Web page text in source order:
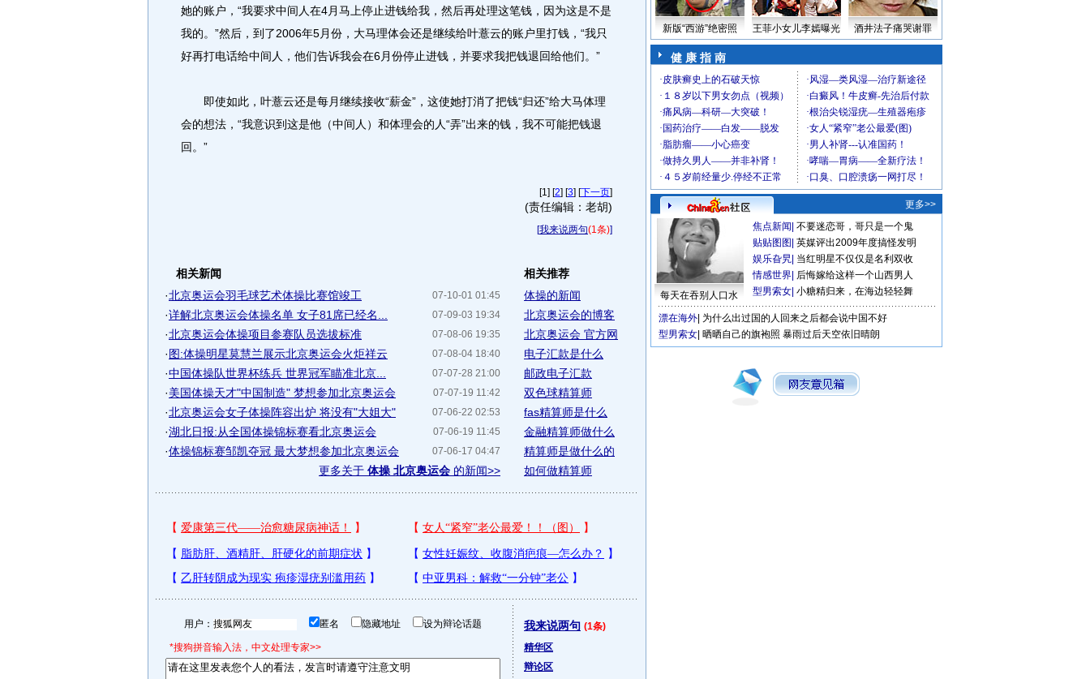
她的账户，“我要求中间人在4月马上停止进钱给我，然后再处理这笔钱，因为这是不是
我的。”然后，到了2006年5月份，大马理体会还是继续给叶薏云的账户里打钱，“我只
好再打电话给中间人，他们告诉我会在6月份停止进钱，并要求我把钱退回给他们。”
即使如此，叶薏云还是每月继续接收“薪金”，这使她打消了把钱“归还”给大马体理
会的想法，“我意识到这是他（中间人）和体理会的人“弄”出来的钱，我不可能把钱退
回。”
[1] [2] [3] [下一页]
(责任编辑：老胡)
[我来说两句(1条)]
相关新闻
07-10-01 01:45
·北京奥运会羽毛球艺术体操比赛馆竣工
07-09-03 19:34
·详解北京奥运会体操名单 女子81席已经名...
07-08-06 19:35
·北京奥运会体操项目参赛队员选拔标准
07-08-04 18:40
·图:体操明星莫慧兰展示北京奥运会火炬祥云
07-07-28 21:00
·中国体操队世界杯练兵 世界冠军瞄准北京...
07-07-19 11:42
·美国体操天才"中国制造" 梦想参加北京奥运会
07-06-22 02:53
·北京奥运会女子体操阵容出炉 将没有"大姐大"
07-06-19 11:45
·湖北日报:从全国体操锦标赛看北京奥运会
07-06-17 04:47
·体操锦标赛邹凯夺冠 最大梦想参加北京奥运会
更多关于 体操 北京奥运会 的新闻>>
相关推荐
体操的新闻
北京奥运会的博客
北京奥运会 官方网
电子汇款是什么
邮政电子汇款
双色球精算师
fas精算师是什么
金融精算师做什么
精算师是做什么的
如何做精算师
用户： 匿名 隐藏地址 设为辩论话题
*搜狗拼音输入法，中文处理专家>>
我来说两句 (1条)
精华区
辩论区
新版“西游”绝密照 王菲小女儿李嫣曝光 酒井法子痛哭谢罪
健 康 指 南
更多>>
每天在吞别人口水
焦点新闻 不要迷恋哥，哥只是一个鬼
贴贴图图 英媒评出2009年度搞怪发明
娱乐旮旯 当红明星不仅仅是名利双收
情感世界 后悔嫁给这样一个山西男人
型男索女 小糖精归来，在海边轻轻舞
漂在海外 为什么出过国的人回来之后都会说中国不好
型男索女 晒晒自己的旗袍照 暴雨过后天空依旧晴朗